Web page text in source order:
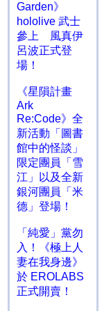
Garden》
hololive 武士
參上 風真伊
呂波正式登
場！
《星隕計畫
Ark
Re:Code》全
新活動「圖書
館中的怪談」
限定團員「雪
江」以及全新
銀河團員「米
德」登場！
「純愛」黨勿
入！《極上人
妻在我身邊》
於 EROLABS
正式開賣！